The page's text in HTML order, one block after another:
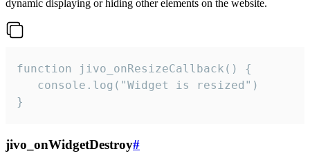
dynamic displaying or hiding other elements on the website.
function jivo_onResizeCallback() {
   console.log("Widget is resized")
}
jivo_onWidgetDestroy#